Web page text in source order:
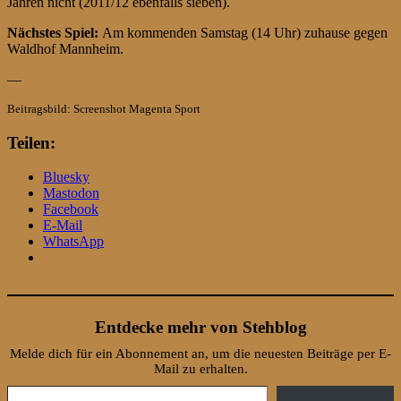
Nächstes Spiel: Am kommenden Samstag (14 Uhr) zuhause gegen
Waldhof Mannheim.
—
Beitragsbild: Screenshot Magenta Sport
Teilen:
Bluesky
Mastodon
Facebook
E-Mail
WhatsApp
Entdecke mehr von Stehblog
Melde dich für ein Abonnement an, um die neuesten Beiträge per E-
Mail zu erhalten.
Gib deine E-Mail-Adresse ein ...